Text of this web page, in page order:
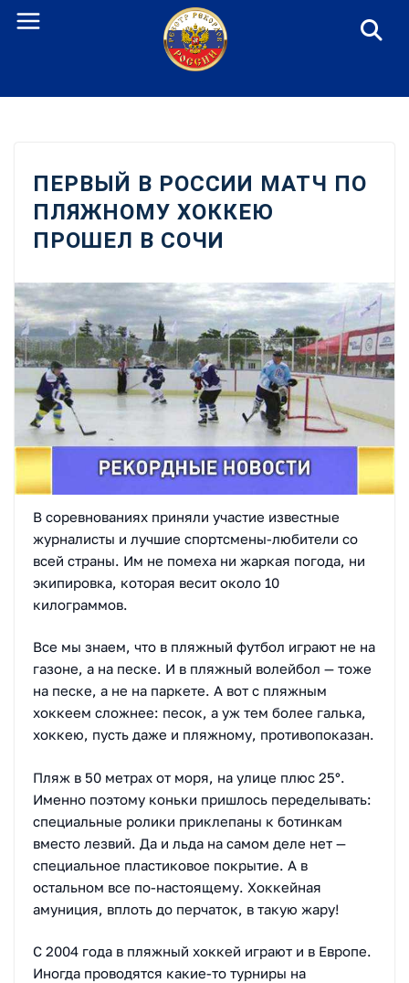
Перейти
ПЕРВЫЙ В РОССИИ МАТЧ ПО
ПЛЯЖНОМУ ХОККЕЮ
ПРОШЕЛ В СОЧИ
В соревнованиях приняли участие известные
журналисты и лучшие спортсмены-любители со
всей страны. Им не помеха ни жаркая погода, ни
экипировка, которая весит около 10
килограммов.
Все мы знаем, что в пляжный футбол играют не на
газоне, а на песке. И в пляжный волейбол — тоже
на песке, а не на паркете. А вот с пляжным
хоккеем сложнее: песок, а уж тем более галька,
хоккею, пусть даже и пляжному, противопоказан.
Пляж в 50 метрах от моря, на улице плюс 25°.
Именно поэтому коньки пришлось переделывать:
специальные ролики приклепаны к ботинкам
вместо лезвий. Да и льда на самом деле нет —
специальное пластиковое покрытие. А в
остальном все по-настоящему. Хоккейная
амуниция, вплоть до перчаток, в такую жару!
С 2004 года в пляжный хоккей играют и в Европе.
Иногда проводятся какие-то турниры на